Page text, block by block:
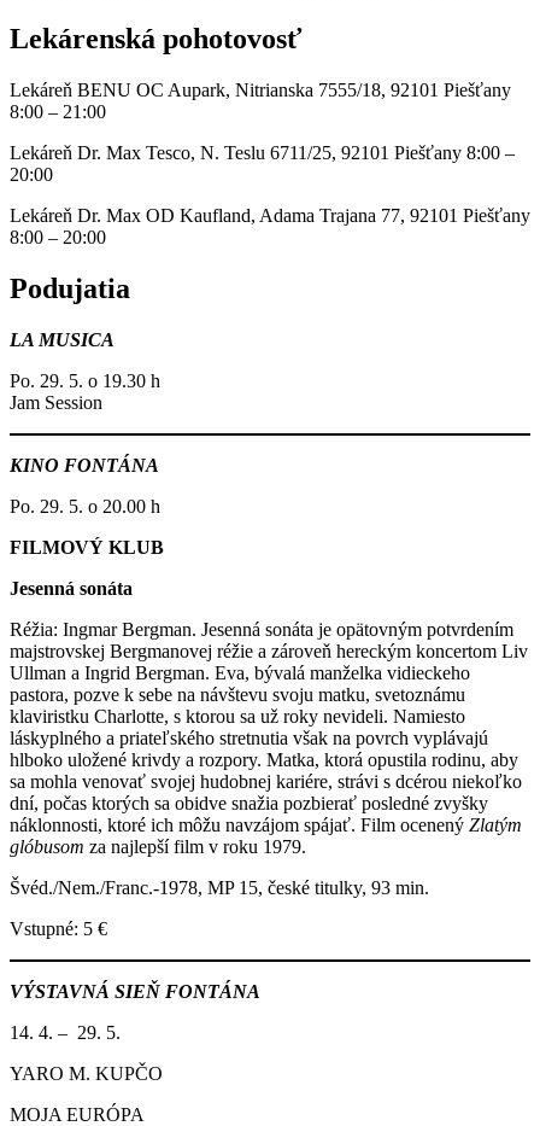
Lekárenská pohotovosť
Lekáreň BENU OC Aupark, Nitrianska 7555/18, 92101 Piešťany
8:00 – 21:00
Lekáreň Dr. Max Tesco, N. Teslu 6711/25, 92101 Piešťany 8:00 –
20:00
Lekáreň Dr. Max OD Kaufland, Adama Trajana 77, 92101 Piešťany
8:00 – 20:00
Podujatia
LA MUSICA
Po. 29. 5. o 19.30 h
Jam Session
KINO FONTÁNA
Po. 29. 5. o 20.00 h
FILMOVÝ KLUB
Jesenná sonáta
Réžia: Ingmar Bergman. Jesenná sonáta je opätovným potvrdením
majstrovskej Bergmanovej réžie a zároveň hereckým koncertom Liv
Ullman a Ingrid Bergman. Eva, bývalá manželka vidieckeho
pastora, pozve k sebe na návštevu svoju matku, svetoznámu
klaviristku Charlotte, s ktorou sa už roky nevideli. Namiesto
láskyplného a priateľského stretnutia však na povrch vyplávajú
hlboko uložené krivdy a rozpory. Matka, ktorá opustila rodinu, aby
sa mohla venovať svojej hudobnej kariére, strávi s dcérou niekoľko
dní, počas ktorých sa obidve snažia pozbierať posledné zvyšky
náklonnosti, ktoré ich môžu navzájom spájať. Film ocenený Zlatým
glóbusom za najlepší film v roku 1979.
Švéd./Nem./Franc.-1978, MP 15, české titulky, 93 min.
Vstupné: 5 €
VÝSTAVNÁ SIEŇ FONTÁNA
14. 4. – 29. 5.
YARO M. KUPČO
MOJA EURÓPA